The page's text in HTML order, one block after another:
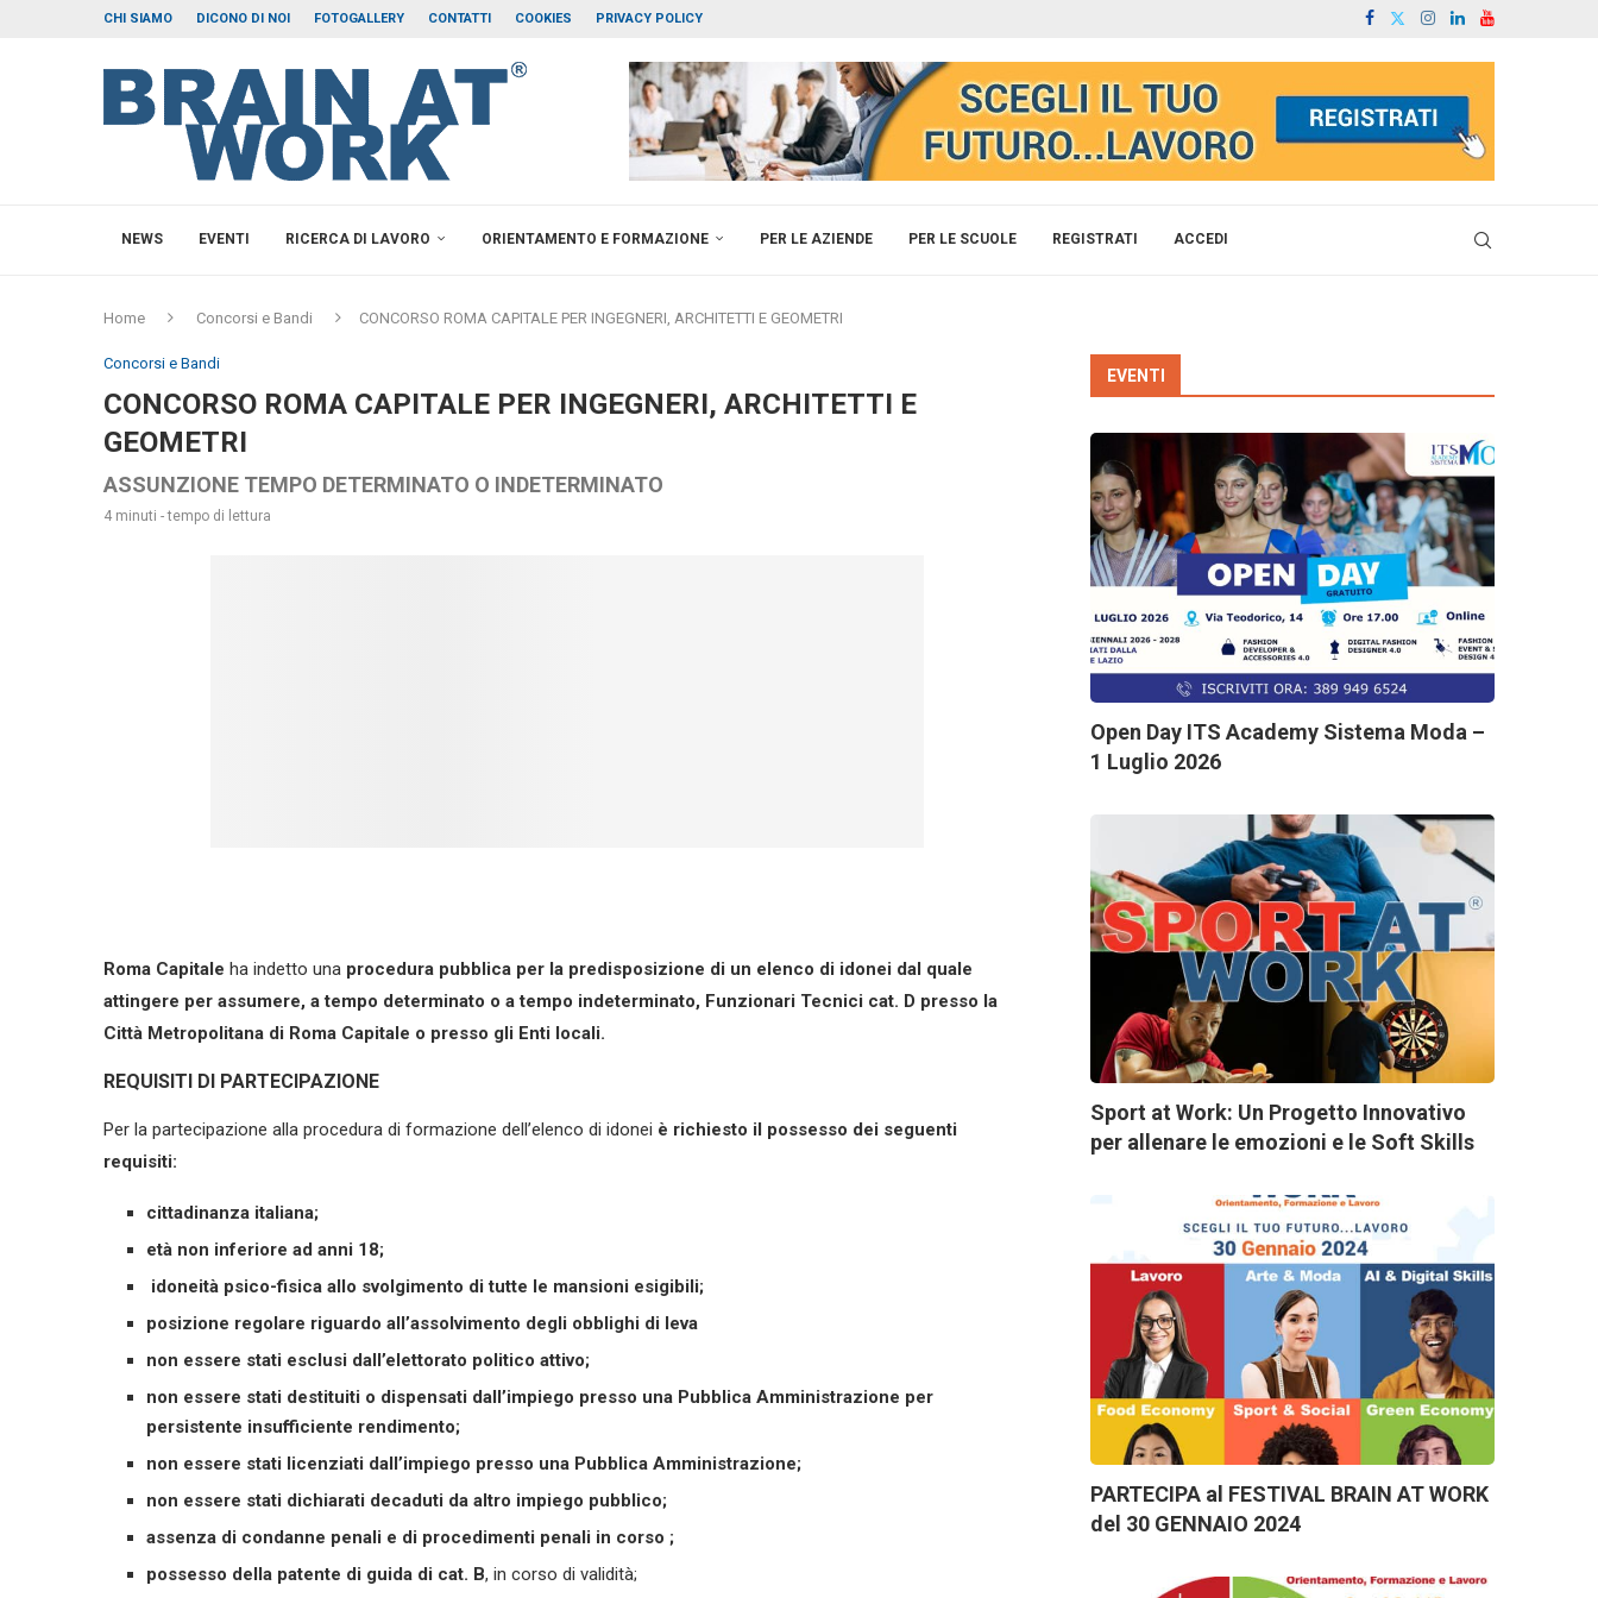
CHI SIAMO DICONO DI NOI FOTOGALLERY CONTATTI COOKIES PRIVACY POLICY
NEWS EVENTI RICERCA DI LAVORO ORIENTAMENTO E FORMAZIONE PER LE AZIENDE PER LE SCUOLE REGISTRATI ACCEDI
Home Concorsi e Bandi CONCORSO ROMA CAPITALE PER INGEGNERI, ARCHITETTI E GEOMETRI
Concorsi e Bandi
CONCORSO ROMA CAPITALE PER INGEGNERI, ARCHITETTI E
GEOMETRI
ASSUNZIONE TEMPO DETERMINATO O INDETERMINATO
4 minuti - tempo di lettura
Roma Capitale ha indetto una procedura pubblica per la predisposizione di un elenco di idonei dal quale
attingere per assumere, a tempo determinato o a tempo indeterminato, Funzionari Tecnici cat. D presso la
Città Metropolitana di Roma Capitale o presso gli Enti locali.
REQUISITI DI PARTECIPAZIONE
Per la partecipazione alla procedura di formazione dell’elenco di idonei è richiesto il possesso dei seguenti
requisiti:
cittadinanza italiana;
età non inferiore ad anni 18;
idoneità psico-fisica allo svolgimento di tutte le mansioni esigibili;
posizione regolare riguardo all’assolvimento degli obblighi di leva
non essere stati esclusi dall’elettorato politico attivo;
non essere stati destituiti o dispensati dall’impiego presso una Pubblica Amministrazione per
persistente insufficiente rendimento;
non essere stati licenziati dall’impiego presso una Pubblica Amministrazione;
non essere stati dichiarati decaduti da altro impiego pubblico;
assenza di condanne penali e di procedimenti penali in corso ;
possesso della patente di guida di cat. B, in corso di validità;
EVENTI
Open Day ITS Academy Sistema Moda –
1 Luglio 2026
Sport at Work: Un Progetto Innovativo
per allenare le emozioni e le Soft Skills
PARTECIPA al FESTIVAL BRAIN AT WORK
del 30 GENNAIO 2024